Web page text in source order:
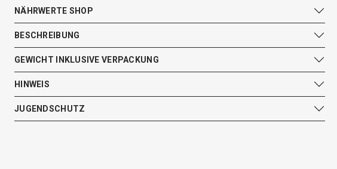
NÄHRWERTE SHOP
BESCHREIBUNG
GEWICHT INKLUSIVE VERPACKUNG
HINWEIS
JUGENDSCHUTZ